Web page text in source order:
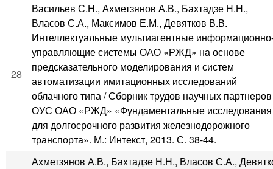
28
Васильев С.Н., Ахметзянов А.В., Бахтадзе Н.Н.,
Власов С.А., Максимов Е.М., Девятков В.В.
Интеллектуальные мультиагентные
управляющие системы ОАО «РЖД» на основе
предсказательного моделирования и систем
автоматизации имитационных исследований
облачного типа / Сборник трудов научных партнеров
ОУС ОАО «РЖД» «Фундаментальные исследования
для долгосрочного развития железнодорожного
транспорта». М.: Интекст, 2013. С. 38-44.
Ахметзянов А.В., Бахтадзе Н.Н., Власов С.А.,